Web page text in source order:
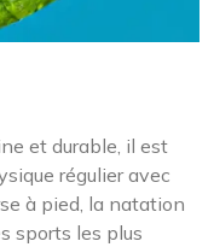
et durable, il est
régulier avec
à pied, la natation
sports les plus